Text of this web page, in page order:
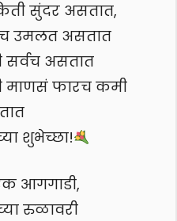
सुंदर असतात,
उमलत असतात
सर्वच असतात
माणसं फारच कमी
शुभेच्छा!
आगगाडी,
रुळावरी